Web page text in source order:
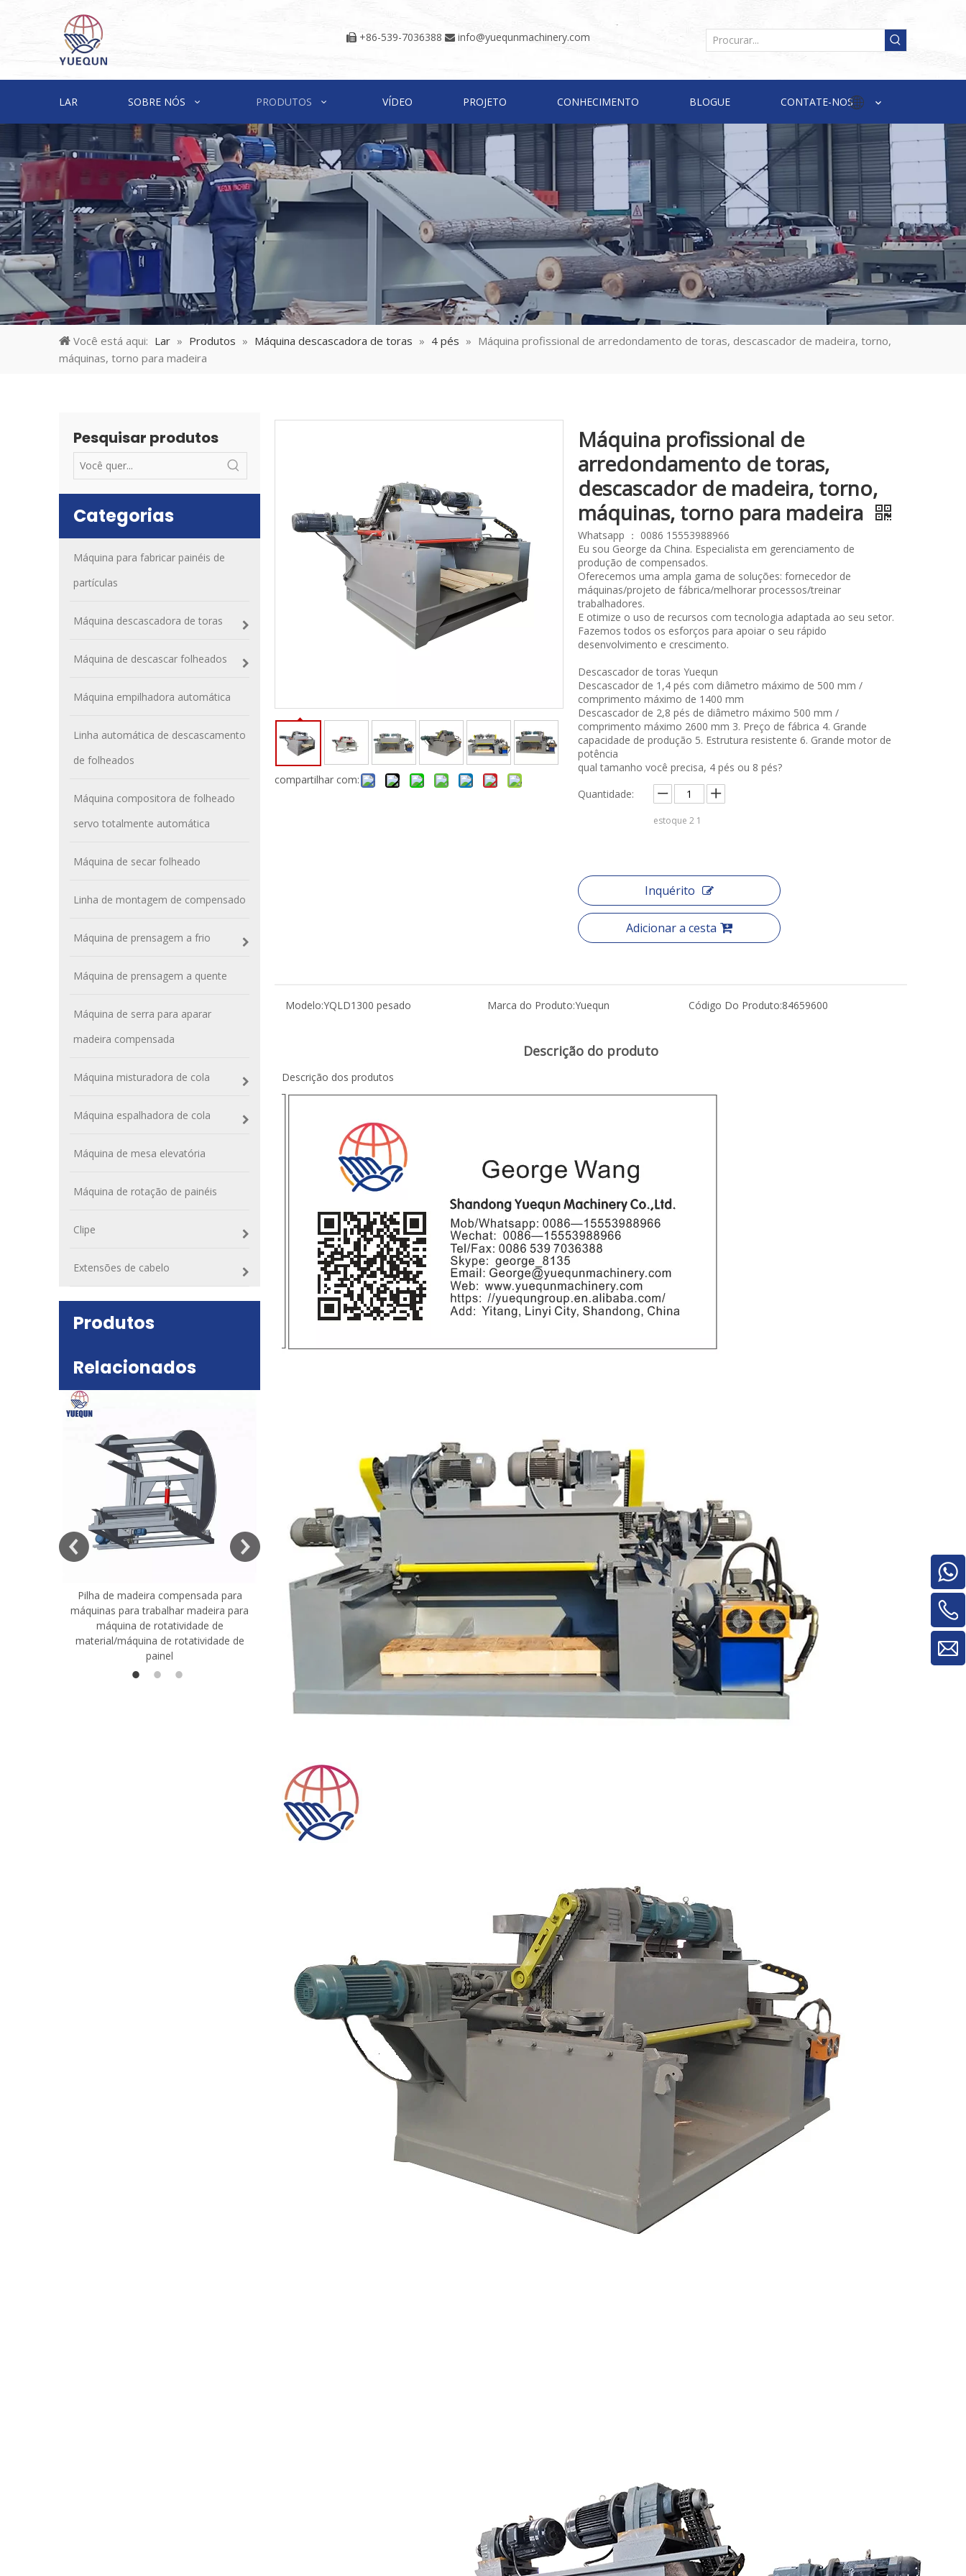
 +86-539-7036388  info@yuequnmachinery.com
LAR SOBRE NÓS PRODUTOS VÍDEO PROJETO CONHECIMENTO BLOGUE CONTATE-NOS
Você está aqui: Lar » Produtos » Máquina descascadora de toras » 4 pés » Máquina profissional de arredondamento de toras, descascador de madeira, torno,
máquinas, torno para madeira
Pesquisar produtos
Categorias
Máquina para fabricar painéis de
partículas
Máquina descascadora de toras
Máquina de descascar folheados
Máquina empilhadora automática
Linha automática de descascamento
de folheados
Máquina compositora de folheado
servo totalmente automática
Máquina de secar folheado
Linha de montagem de compensado
Máquina de prensagem a frio
Máquina de prensagem a quente
Máquina de serra para aparar
madeira compensada
Máquina misturadora de cola
Máquina espalhadora de cola
Máquina de mesa elevatória
Máquina de rotação de painéis
Clipe
Extensões de cabelo
Produtos
Relacionados
Pilha de madeira compensada para
máquinas para trabalhar madeira para
máquina de rotatividade de
material/máquina de rotatividade de
painel
Máquina espalhadora de cola para
madeira compensada, rolos de placa de
qualidade muito dura e inquebrável,
1400/2720mm, fornecida com 2000kg
Máquina para fazer madeira
compensada Máquina de mesa
Pilha de madeira compensada para
máquinas para trabalhar madeira para
máquina de rotatividade de
material/máquina de rotatividade de
compartilhar com:
Máquina profissional de
arredondamento de toras,
descascador de madeira, torno,
máquinas, torno para madeira
Whatsapp ： 0086 15553988966
Eu sou George da China. Especialista em gerenciamento de
produção de compensados.
Oferecemos uma ampla gama de soluções: fornecedor de
máquinas/projeto de fábrica/melhorar processos/treinar
trabalhadores.
E otimize o uso de recursos com tecnologia adaptada ao seu setor.
Fazemos todos os esforços para apoiar o seu rápido
desenvolvimento e crescimento.
Descascador de toras Yuequn
Descascador de 1,4 pés com diâmetro máximo de 500 mm /
comprimento máximo de 1400 mm
Descascador de 2,8 pés de diâmetro máximo 500 mm /
comprimento máximo 2600 mm 3. Preço de fábrica 4. Grande
capacidade de produção 5. Estrutura resistente 6. Grande motor de
potência
qual tamanho você precisa, 4 pés ou 8 pés?
Quantidade:
estoque 2 1
Inquérito
Adicionar a cesta
Modelo:YQLD1300 pesado Marca do Produto:Yuequn Código Do Produto:84659600
Descrição do produto
Descrição dos produtos